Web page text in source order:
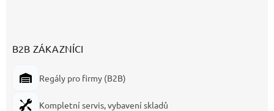
B2B ZÁKAZNÍCI
Regály pro firmy (B2B)
Kompletní servis, vybavení skladů